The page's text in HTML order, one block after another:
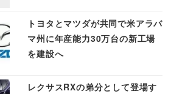
トヨタとマツダが共同で米アラバ
マ州に年産能力30万台の新工場
を建設へ
レクサスRXの弟分として登場す